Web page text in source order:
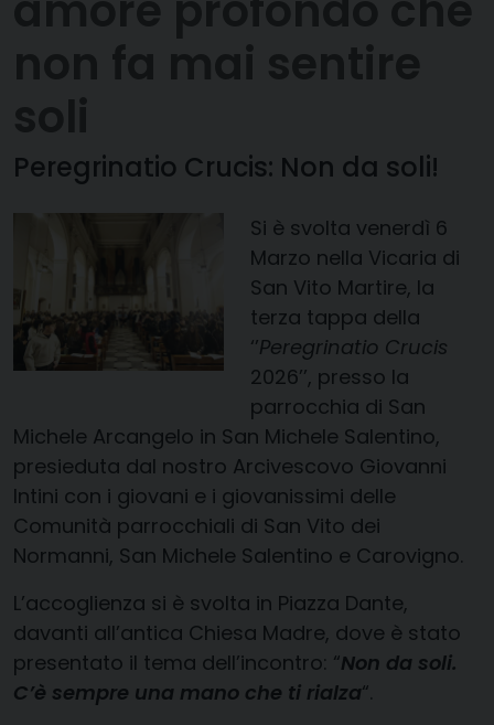
Peregrinatio Crucis: Non da soli!
Si è svolta venerdì 6
Marzo nella Vicaria di
San Vito Martire, la
terza tappa della
‘’Peregrinatio Crucis
2026’’, presso la
parrocchia di San
Michele Arcangelo in San Michele Salentino,
presieduta dal nostro Arcivescovo Giovanni
Intini con i giovani e i giovanissimi delle
Comunità parrocchiali di San Vito dei
Normanni, San Michele Salentino e Carovigno.
L’accoglienza si è svolta in Piazza Dante,
davanti all’antica Chiesa Madre, dove è stato
presentato il tema dell’incontro: “Non da soli.
C’è sempre una mano che ti rialza“.